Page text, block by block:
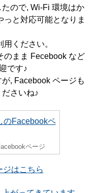
ので, Wi-Fi 環境はか
と対応可能となりま
ください。
のまま Fecebook など
です♪
, Facebook ページも
さいね♪
ページ
ジはこちら